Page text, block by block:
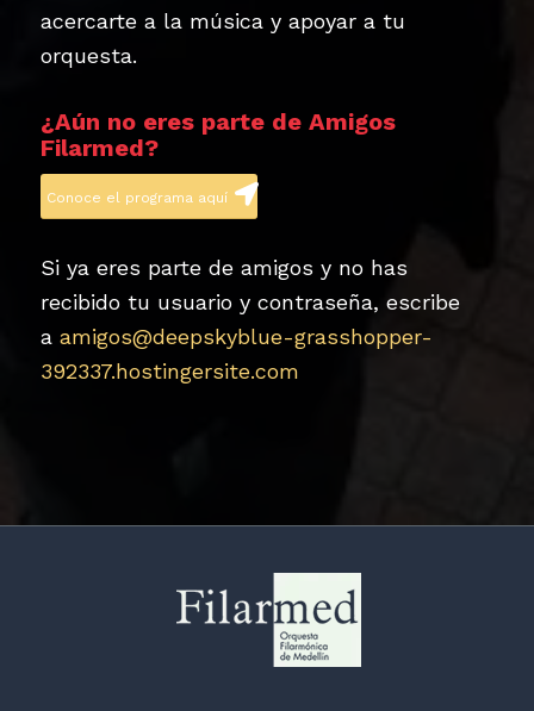
acercarte a la música y apoyar a tu
orquesta.
¿Aún no eres parte de Amigos
Filarmed?
Conoce el programa aquí
Si ya eres parte de amigos y no has
recibido tu usuario y contraseña, escribe
a amigos@deepskyblue-grasshopper-
392337.hostingersite.com